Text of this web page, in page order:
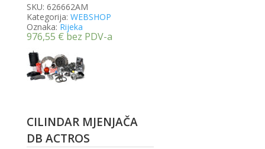
SKU: 626662AM
Kategorija: WEBSHOP
Oznaka: Rijeka
976,55 €bez PDV-a
CILINDAR MJENJAČA
DB ACTROS